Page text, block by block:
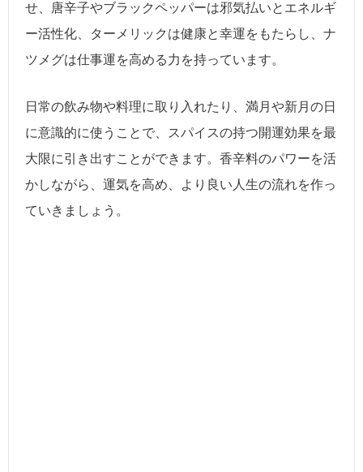
せ、唐辛子やブラックペッパーは邪気払いとエネルギ
ー活性化、ターメリックは健康と幸運をもたらし、ナ
ツメグは仕事運を高める力を持っています。
日常の飲み物や料理に取り入れたり、満月や新月の日
に意識的に使うことで、スパイスの持つ開運効果を最
大限に引き出すことができます。香辛料のパワーを活
かしながら、運気を高め、より良い人生の流れを作っ
ていきましょう。